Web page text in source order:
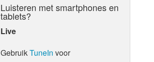
Luisteren met smartphones en
tablets?
Live
GebruikTuneIn voor